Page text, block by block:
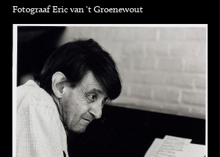
Fotograaf Eric van 't Groenewout